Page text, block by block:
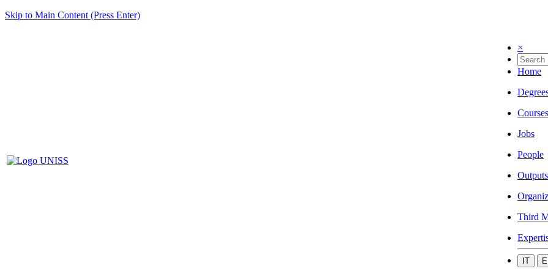
Skip to Main Content (Press Enter)
×
Home
Courses
Jobs
People
Outputs
Third
IT